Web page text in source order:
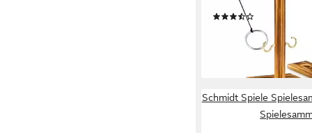
Ring Toss Hook
ab 12,95 € UVP
lieferbar - in 2-3
Schmidt Spiele